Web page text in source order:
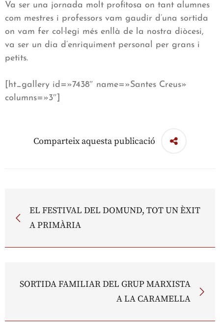
Va ser una jornada molt profitosa on tant alumnes
com mestres i professors vam gaudir d’una sortida
on vam fer col·legi més enllà de la nostra diòcesi,
va ser un dia d’enriquiment personal per grans i
petits.
[ht_gallery id=»7438″ name=»Santes Creus»
columns=»3″]
Comparteix aquesta publicació
EL FESTIVAL DEL DOMUND, TOT UN ÈXIT
A PRIMÀRIA
SORTIDA FAMILIAR DEL GRUP MARXISTA
A LA CARAMELLA